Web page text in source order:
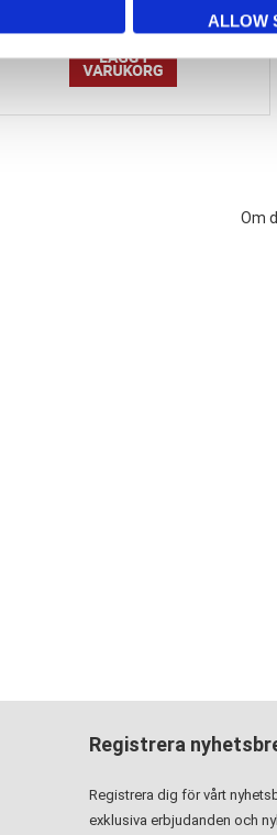
ALLOW
Om
Registrera
Registrera dig för vårt
exklusiva erbjudanden och